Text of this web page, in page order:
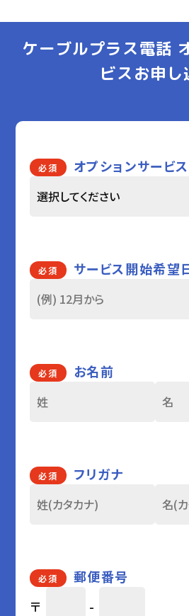
ケーブルプラス電話
ビスお申し
必須 オプションサービス
必須 サービス開始希望
必須 お名前
必須 フリガナ
必須
郵便番号
〒
-